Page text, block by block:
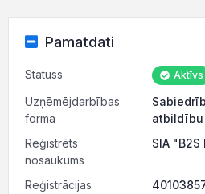
Pamatdati
Statuss Aktīvs
Uzņēmējdarbības
forma
atbildību
Reģistrēts
nosaukums
SIA "B2S
Reģistrācijas